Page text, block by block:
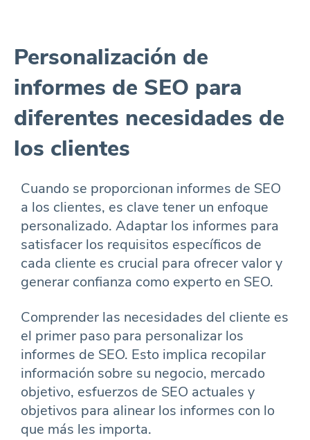
Personalización de
informes de SEO para
diferentes necesidades de
los clientes
Cuando se proporcionan informes de SEO
a los clientes, es clave tener un enfoque
personalizado. Adaptar los informes para
satisfacer los requisitos específicos de
cada cliente es crucial para ofrecer valor y
generar confianza como experto en SEO.
Comprender las necesidades del cliente es
el primer paso para personalizar los
informes de SEO. Esto implica recopilar
información sobre su negocio, mercado
objetivo, esfuerzos de SEO actuales y
objetivos para alinear los informes con lo
que más les importa.